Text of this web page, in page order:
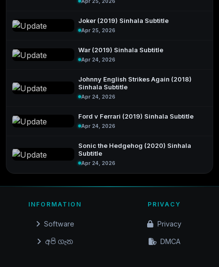
Joker (2019) Sinhala Subtitle
Apr 25, 2026
War (2019) Sinhala Subtitle
Apr 24, 2026
Johnny English Strikes Again (2018)
Sinhala Subtitle
Apr 24, 2026
Ford v Ferrari (2019) Sinhala Subtitle
Apr 24, 2026
Sonic the Hedgehog (2020) Sinhala
Subtitle
Apr 24, 2026
INFORMATION
Software
අපි ගැන
PRIVACY
Privacy
DMCA